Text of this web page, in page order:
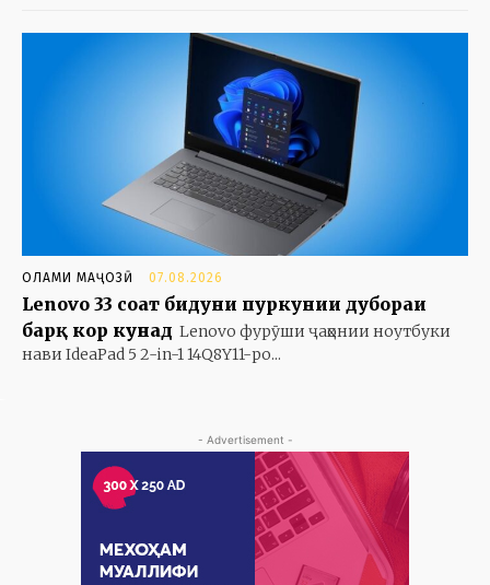
ОЛАМИ МАҶОЗӢ 07.08.2026
Lenovo 33 соат бидуни пуркунии дубораи
барқ кор кунад Lenovo фурӯши ҷаҳонии ноутбуки
нави IdeaPad 5 2-in-1 14Q8Y11-ро...
- Advertisement -